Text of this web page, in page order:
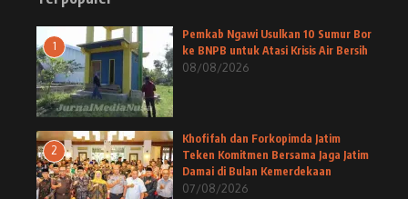
1
Pemkab Ngawi Usulkan 10 Sumur Bor
ke BNPB untuk Atasi Krisis Air Bersih
08/08/2026
2
Khofifah dan Forkopimda Jatim
Teken Komitmen Bersama Jaga Jatim
Damai di Bulan Kemerdekaan
07/08/2026